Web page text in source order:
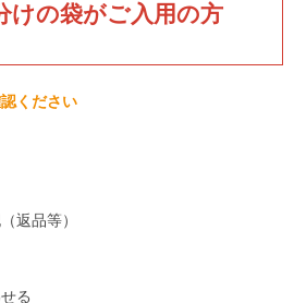
けの袋がご入用の方
ください
返品等）
る